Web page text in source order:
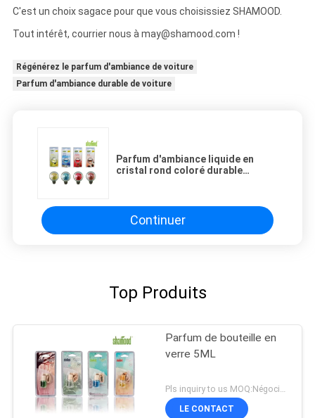
C'est un choix sagace pour que vous choisissiez SHAMOOD.
Tout intérêt, courrier nous à may@shamood.com !
Régénérez le parfum d'ambiance de voiture
Parfum d'ambiance durable de voiture
Parfum d'ambiance liquide en
cristal rond coloré durable
Continuer
Top Produits
Parfum de bouteille en
verre 5ML
Pls inquiry to us MOQ:Négociation
LE CONTACT